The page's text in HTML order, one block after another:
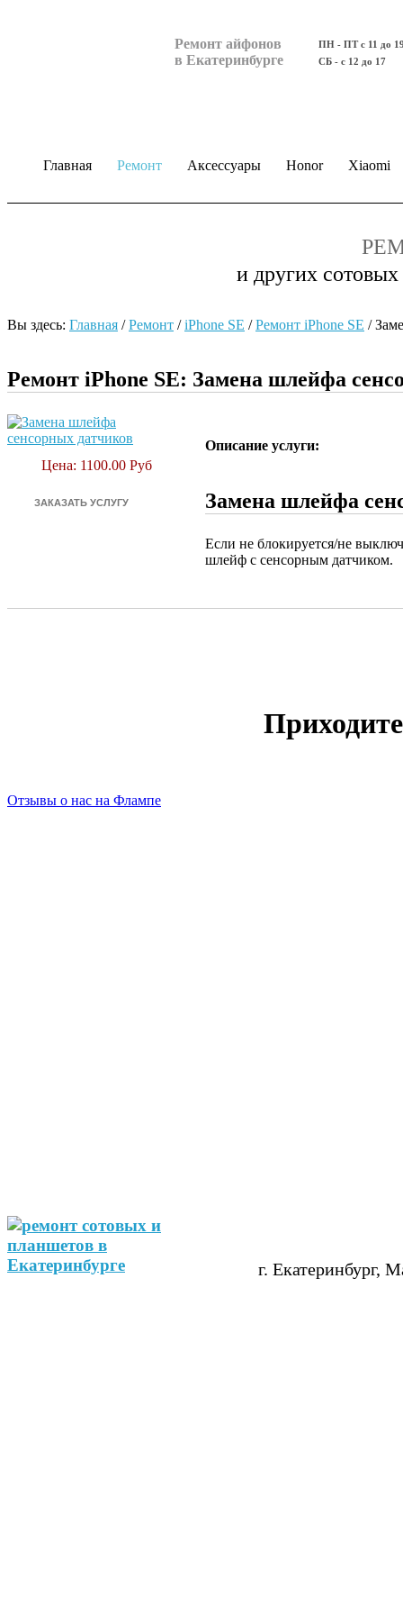
Ремонт айфонов
в Екатеринбурге
ПН - ПТ с 11 до
СБ - с 12 до 17
Главная Ремонт Аксессуары Honor Xiaomi
и других
Вы здесь: Главная /Ремонт /iPhone SE /Ремонт iPhone SE /
Ремонт iPhone SE: Замена шлейфа
Цена: 1100.00 Руб
Описание услуги:
Замена шлейфа
Если не блокируется/не
шлейф с сенсорным датчиком.
Отзывы о нас на Флампе
г. Екатеринбург,